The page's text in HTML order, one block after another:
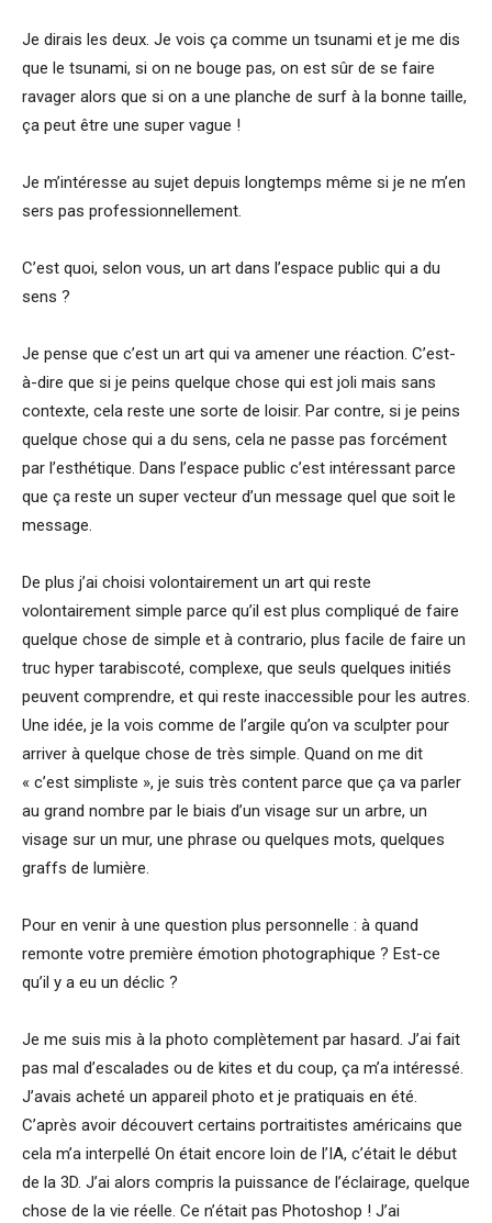
Je dirais les deux. Je vois ça comme un tsunami et je me dis
que le tsunami, si on ne bouge pas, on est sûr de se faire
ravager alors que si on a une planche de surf à la bonne taille,
ça peut être une super vague !
Je m’intéresse au sujet depuis longtemps même si je ne m’en
sers pas professionnellement.
C’est quoi, selon vous, un art dans l’espace public qui a du
sens ?
Je pense que c’est un art qui va amener une réaction. C’est-
à-dire que si je peins quelque chose qui est joli mais sans
contexte, cela reste une sorte de loisir. Par contre, si je peins
quelque chose qui a du sens, cela ne passe pas forcément
par l’esthétique. Dans l’espace public c’est intéressant parce
que ça reste un super vecteur d’un message quel que soit le
message.
De plus j’ai choisi volontairement un art qui reste
volontairement simple parce qu’il est plus compliqué de faire
quelque chose de simple et à contrario, plus facile de faire un
truc hyper tarabiscoté, complexe, que seuls quelques initiés
peuvent comprendre, et qui reste inaccessible pour les autres.
Une idée, je la vois comme de l’argile qu’on va sculpter pour
arriver à quelque chose de très simple. Quand on me dit
« c’est simpliste », je suis très content parce que ça va parler
au grand nombre par le biais d’un visage sur un arbre, un
visage sur un mur, une phrase ou quelques mots, quelques
graffs de lumière.
Pour en venir à une question plus personnelle : à quand
remonte votre première émotion photographique ? Est-ce
qu’il y a eu un déclic ?
Je me suis mis à la photo complètement par hasard. J’ai fait
pas mal d’escalades ou de kites et du coup, ça m’a intéressé.
J’avais acheté un appareil photo et je pratiquais en été.
C’après avoir découvert certains portraitistes américains que
cela m’a interpellé On était encore loin de l’IA, c’était le début
de la 3D. J’ai alors compris la puissance de l’éclairage, quelque
chose de la vie réelle. Ce n’était pas Photoshop ! J’ai